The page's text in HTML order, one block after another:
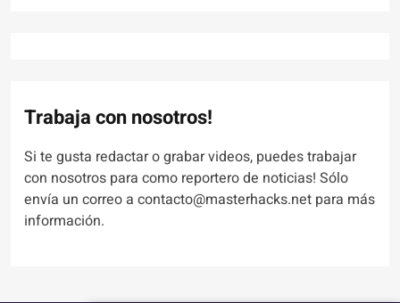
Trabaja con nosotros!
Si te gusta redactar o grabar videos, puedes trabajar
con nosotros para como reportero de noticias! Sólo
envía un correo a contacto@masterhacks.net para más
información.